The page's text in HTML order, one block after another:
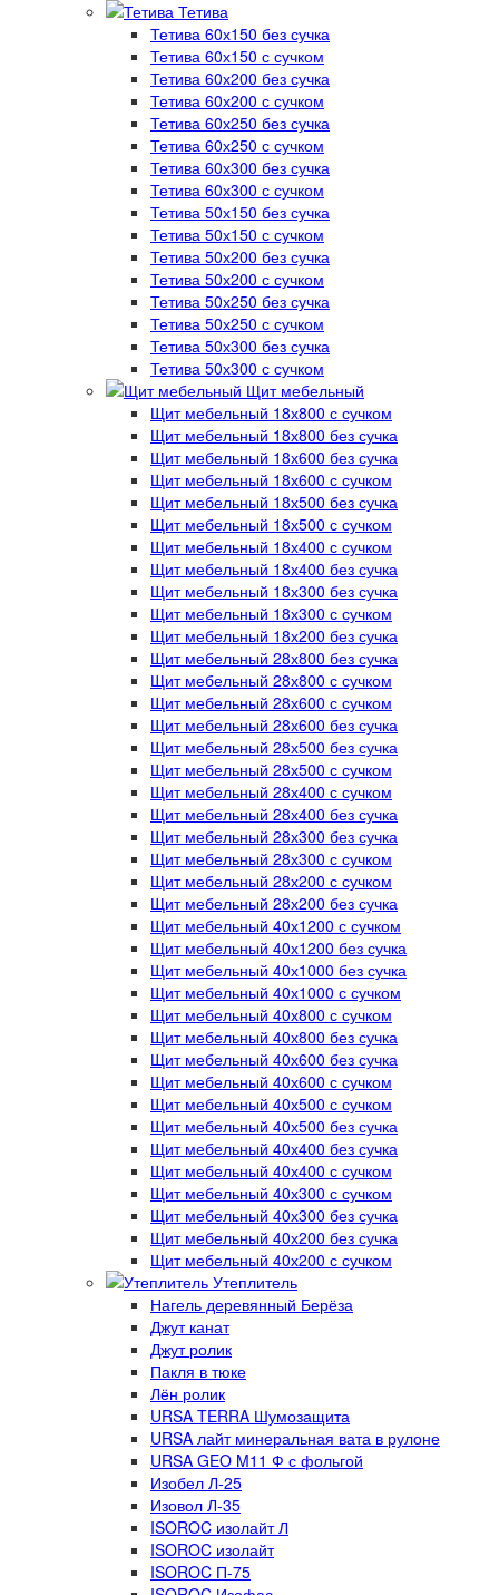
Тетива
Тетива 60х150 без сучка
Тетива 60х150 с сучком
Тетива 60х200 без сучка
Тетива 60х200 с сучком
Тетива 60х250 без сучка
Тетива 60х250 с сучком
Тетива 60х300 без сучка
Тетива 60х300 с сучком
Тетива 50х150 без сучка
Тетива 50х150 с сучком
Тетива 50х200 без сучка
Тетива 50х200 с сучком
Тетива 50х250 без сучка
Тетива 50х250 с сучком
Тетива 50х300 без сучка
Тетива 50х300 с сучком
Щит мебельный
Щит мебельный 18х800 с сучком
Щит мебельный 18х800 без сучка
Щит мебельный 18х600 без сучка
Щит мебельный 18х600 с сучком
Щит мебельный 18х500 без сучка
Щит мебельный 18х500 с сучком
Щит мебельный 18х400 с сучком
Щит мебельный 18х400 без сучка
Щит мебельный 18х300 без сучка
Щит мебельный 18х300 с сучком
Щит мебельный 18х200 без сучка
Щит мебельный 28х800 без сучка
Щит мебельный 28х800 с сучком
Щит мебельный 28х600 с сучком
Щит мебельный 28х600 без сучка
Щит мебельный 28х500 без сучка
Щит мебельный 28х500 с сучком
Щит мебельный 28х400 с сучком
Щит мебельный 28х400 без сучка
Щит мебельный 28х300 без сучка
Щит мебельный 28х300 с сучком
Щит мебельный 28х200 с сучком
Щит мебельный 28х200 без сучка
Щит мебельный 40х1200 с сучком
Щит мебельный 40х1200 без сучка
Щит мебельный 40х1000 без сучка
Щит мебельный 40х1000 с сучком
Щит мебельный 40х800 с сучком
Щит мебельный 40х800 без сучка
Щит мебельный 40х600 без сучка
Щит мебельный 40х600 с сучком
Щит мебельный 40х500 с сучком
Щит мебельный 40х500 без сучка
Щит мебельный 40х400 без сучка
Щит мебельный 40х400 с сучком
Щит мебельный 40х300 с сучком
Щит мебельный 40х300 без сучка
Щит мебельный 40х200 без сучка
Щит мебельный 40х200 с сучком
Утеплитель
Нагель деревянный Берёза
Джут канат
Джут ролик
Пакля в тюке
Лён ролик
URSA TERRA Шумозащита
URSA лайт минеральная вата в рулоне
URSA GEO M11 Ф с фольгой
Изобел Л-25
Изовол Л-35
ISOROC изолайт Л
ISOROC изолайт
ISOROC П-75